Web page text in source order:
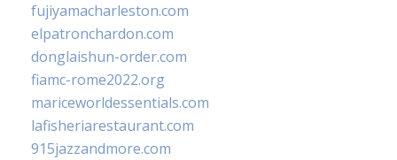
fujiyamacharleston.com
elpatronchardon.com
donglaishun-order.com
fiamc-rome2022.org
mariceworldessentials.com
lafisheriarestaurant.com
915jazzandmore.com